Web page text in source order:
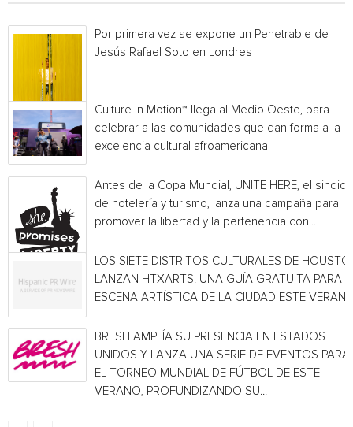
Por primera vez se expone un Penetrable de
Jesús Rafael Soto en Londres
Culture In Motion™ llega al Medio Oeste, para
celebrar a las comunidades que dan forma a la
excelencia cultural afroamericana
Antes de la Copa Mundial, UNITE HERE, el
de hotelería y turismo, lanza una campaña para
promover la libertad y la pertenencia con...
LOS SIETE DISTRITOS CULTURALES DE
LANZAN HTXARTS: UNA GUÍA GRATUITA PARA
ESCENA ARTÍSTICA DE LA CIUDAD ESTE
BRESH AMPLÍA SU PRESENCIA EN ESTADOS
UNIDOS Y LANZA UNA SERIE DE EVENTOS PARA
EL TORNEO MUNDIAL DE FÚTBOL DE ESTE
VERANO, PROFUNDIZANDO SU...